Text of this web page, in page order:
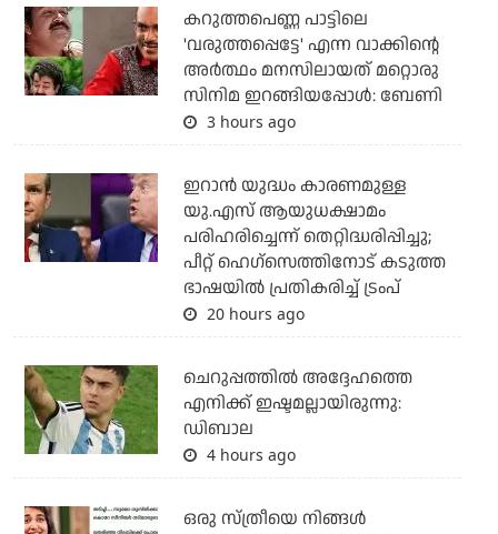
കറുത്തപെണ്ണ പാട്ടിലെ
'വരുത്തപ്പെട്ടേ' എന്ന വാക്കിന്റെ
അർത്ഥം മനസിലായത് മറ്റൊരു
സിനിമ ഇറങ്ങിയപ്പോൾ: ബേണി
3 hours ago
ഇറാന്‍ യുദ്ധം കാരണമുള്ള
യു.എസ് ആയുധക്ഷാമം
പരിഹരിച്ചെന്ന് തെറ്റിദ്ധരിപ്പിച്ചു;
പീറ്റ് ഹെഗ്‌സെത്തിനോട് കടുത്ത
ഭാഷയില്‍ പ്രതികരിച്ച് ട്രംപ്
20 hours ago
ചെറുപ്പത്തില്‍ അദ്ദേഹത്തെ
എനിക്ക് ഇഷ്ടമല്ലായിരുന്നു:
ഡിബാല
4 hours ago
ഒരു സ്ത്രീയെ നിങ്ങള്‍